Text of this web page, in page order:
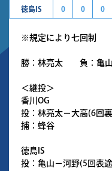
徳島IS 0 0 0
※規定により七回制
勝：林亮太 負：亀山
＜継投＞
香川OG
投：林亮太－大高(6回
捕：蜂谷
徳島IS
投：亀山－河野(5回表